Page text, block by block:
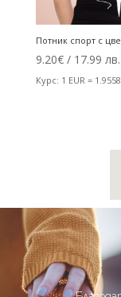
Потник спорт с
9.20€/ 17.99 лв.
Курс: 1 EUR =